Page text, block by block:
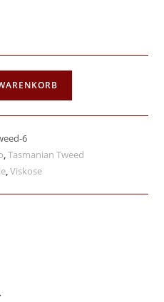
6
,Tasmanian Tweed
,Viskose